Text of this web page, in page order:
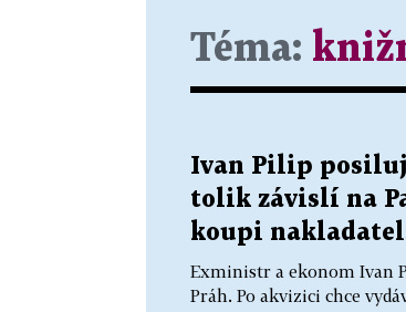
Téma:
Ivan Pilip
tolik závislí na
koupi
Exministr a ekonom Ivan
Práh. Po akvizici chce